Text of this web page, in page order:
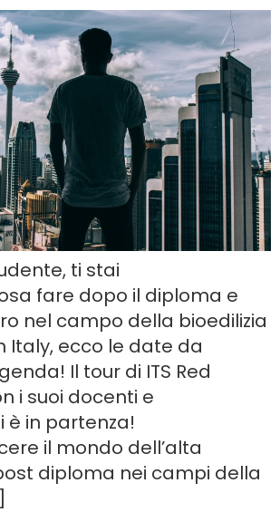
ti stai
fare dopo il diploma e
nel campo della bioedilizia
Italy, ecco le date da
Il tour di ITS Red
i suoi docenti e
è in partenza!
il mondo dell’alta
diploma nei campi della